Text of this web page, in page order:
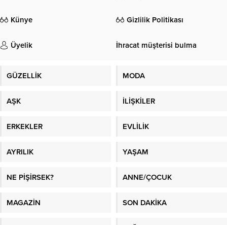
Künye Gizlilik Politikası
Üyelik İhracat müşterisi bulma
GÜZELLİK MODA
AŞK İLİŞKİLER
ERKEKLER EVLİLİK
AYRILIK YAŞAM
NE PİŞİRSEK? ANNE/ÇOCUK
MAGAZİN SON DAKİKA